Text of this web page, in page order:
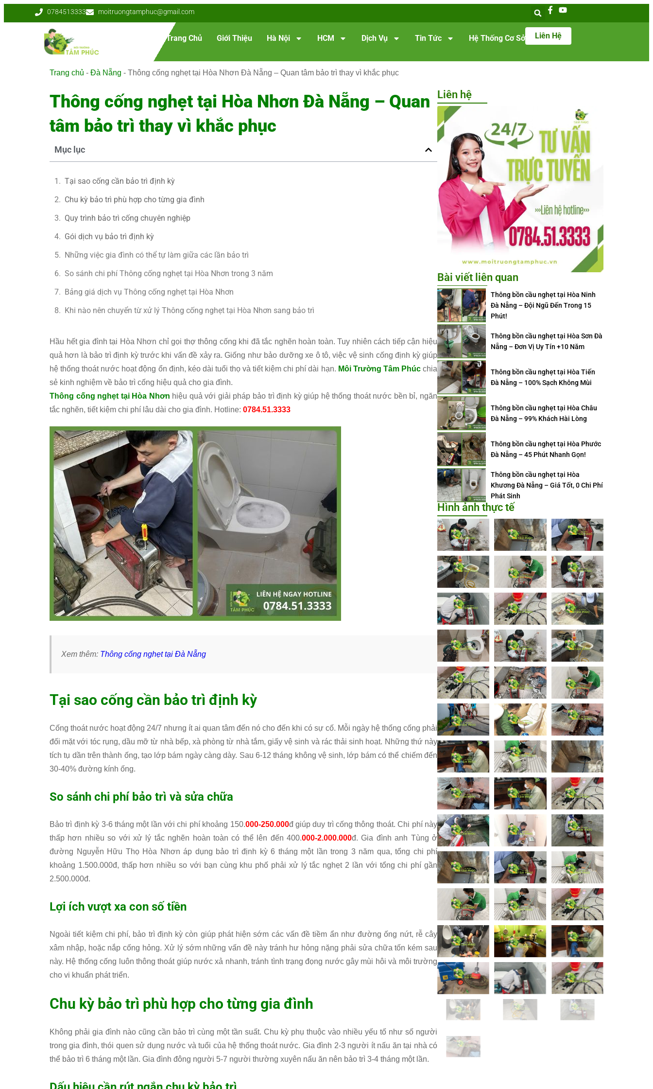
0784513333 moitruongtamphuc@gmail.com
Trang Chủ Giới Thiệu Hà Nội HCM Dịch Vụ Tin Tức Hệ Thống Cơ Sở Liên Hệ
Trang chủ - Đà Nẵng - Thông cống nghẹt tại Hòa Nhơn Đà Nẵng – Quan tâm bảo trì thay vì khắc phục
Thông cống nghẹt tại Hòa Nhơn Đà Nẵng – Quan
tâm bảo trì thay vì khắc phục
Mục lục
Tại sao cống cần bảo trì định kỳ
Chu kỳ bảo trì phù hợp cho từng gia đình
Quy trình bảo trì cống chuyên nghiệp
Gói dịch vụ bảo trì định kỳ
Những việc gia đình có thể tự làm giữa các lần bảo trì
So sánh chi phí Thông cống nghẹt tại Hòa Nhơn trong 3 năm
Bảng giá dịch vụ Thông cống nghẹt tại Hòa Nhơn
Khi nào nên chuyển từ xử lý Thông cống nghẹt tại Hòa Nhơn sang bảo trì
Hầu hết gia đình tại Hòa Nhơn chỉ gọi thợ thông cống khi đã tắc nghẽn hoàn toàn. Tuy nhiên cách tiếp cận hiệu
quả hơn là bảo trì định kỳ trước khi vấn đề xảy ra. Giống như bảo dưỡng xe ô tô, việc vệ sinh cống định kỳ giúp
hệ thống thoát nước hoạt động ổn định, kéo dài tuổi thọ và tiết kiệm chi phí dài hạn. Môi Trường Tâm Phúcchia
sẻ kinh nghiệm về bảo trì cống hiệu quả cho gia đình.
Thông cống nghẹt tại Hòa Nhơn hiệu quả với giải pháp bảo trì định kỳ giúp hệ thống thoát nước bền bỉ, ngăn
tắc nghẽn, tiết kiệm chi phí lâu dài cho gia đình. Hotline: 0784.51.3333
Xem thêm: Thông cống nghẹt tại Đà Nẵng
Tại sao cống cần bảo trì định kỳ
Cống thoát nước hoạt động 24/7 nhưng ít ai quan tâm đến nó cho đến khi có sự cố. Mỗi ngày hệ thống cống phải
đối mặt với tóc rụng, dầu mỡ từ nhà bếp, xà phòng từ nhà tắm, giấy vệ sinh và rác thải sinh hoạt. Những thứ này
tích tụ dần trên thành ống, tạo lớp bám ngày càng dày. Sau 6-12 tháng không vệ sinh, lớp bám có thể chiếm đến
30-40% đường kính ống.
So sánh chi phí bảo trì và sửa chữa
Bảo trì định kỳ 3-6 tháng một lần với chi phí khoảng 150.000-250.000đ giúp duy trì cống thông thoát. Chi phí này
thấp hơn nhiều so với xử lý tắc nghẽn hoàn toàn có thể lên đến 400.000-2.000.000đ. Gia đình anh Tùng ở
đường Nguyễn Hữu Thọ Hòa Nhơn áp dụng bảo trì định kỳ 6 tháng một lần trong 3 năm qua, tổng chi phí
khoảng 1.500.000đ, thấp hơn nhiều so với bạn cùng khu phố phải xử lý tắc nghẹt 2 lần với tổng chi phí gần
2.500.000đ.
Lợi ích vượt xa con số tiền
Ngoài tiết kiệm chi phí, bảo trì định kỳ còn giúp phát hiện sớm các vấn đề tiềm ẩn như đường ống nứt, rễ cây
xâm nhập, hoặc nắp cống hỏng. Xử lý sớm những vấn đề này tránh hư hỏng nặng phải sửa chữa tốn kém sau
này. Hệ thống cống luôn thông thoát giúp nước xả nhanh, tránh tình trạng đọng nước gây mùi hôi và môi trường
cho vi khuẩn phát triển.
Chu kỳ bảo trì phù hợp cho từng gia đình
Không phải gia đình nào cũng cần bảo trì cùng một tần suất. Chu kỳ phụ thuộc vào nhiều yếu tố như số người
trong gia đình, thói quen sử dụng nước và tuổi của hệ thống thoát nước. Gia đình 2-3 người ít nấu ăn tại nhà có
thể bảo trì 6 tháng một lần. Gia đình đông người 5-7 người thường xuyên nấu ăn nên bảo trì 3-4 tháng một lần.
Liên hệ
Bài viết liên quan
Thông bồn cầu nghẹt tại Hòa Ninh
Đà Nẵng – Đội Ngũ Đến Trong 15
Phút!
Thông bồn cầu nghẹt tại Hòa Sơn Đà
Nẵng – Đơn Vị Uy Tín +10 Năm
Thông bồn cầu nghẹt tại Hòa Tiến
Đà Nẵng – 100% Sạch Không Mùi
Thông bồn cầu nghẹt tại Hòa Châu
Đà Nẵng – 99% Khách Hài Lòng
Thông bồn cầu nghẹt tại Hòa Phước
Đà Nẵng – 45 Phút Nhanh Gọn!
Thông bồn cầu nghẹt tại Hòa
Khương Đà Nẵng – Giá Tốt, 0 Chi Phí
Phát Sinh
Hình ảnh thực tế